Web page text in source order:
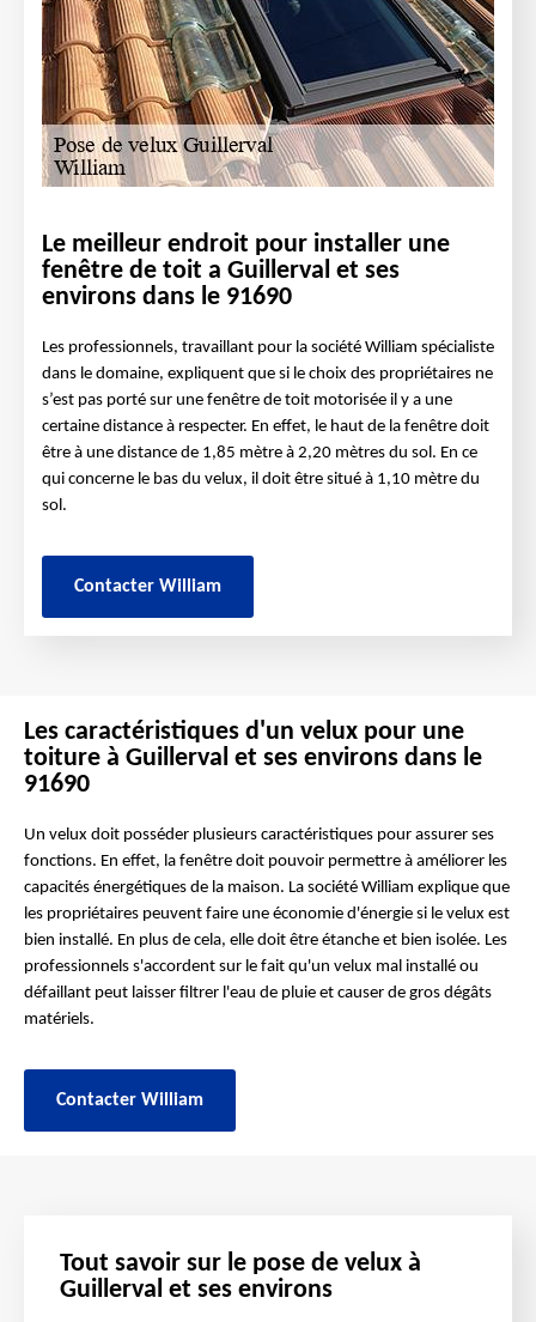
Le meilleur endroit pour installer une
fenêtre de toit a Guillerval et ses
environs dans le 91690
Les professionnels, travaillant pour la société William spécialiste
dans le domaine, expliquent que si le choix des propriétaires ne
s’est pas porté sur une fenêtre de toit motorisée il y a une
certaine distance à respecter. En effet, le haut de la fenêtre doit
être à une distance de 1,85 mètre à 2,20 mètres du sol. En ce
qui concerne le bas du velux, il doit être situé à 1,10 mètre du
sol.
Contacter William
Les caractéristiques d'un velux pour une
toiture à Guillerval et ses environs dans le
91690
Un velux doit posséder plusieurs caractéristiques pour assurer ses
fonctions. En effet, la fenêtre doit pouvoir permettre à améliorer les
capacités énergétiques de la maison. La société William explique que
les propriétaires peuvent faire une économie d'énergie si le velux est
bien installé. En plus de cela, elle doit être étanche et bien isolée. Les
professionnels s'accordent sur le fait qu'un velux mal installé ou
défaillant peut laisser filtrer l'eau de pluie et causer de gros dégâts
matériels.
Contacter William
Tout savoir sur le pose de velux à
Guillerval et ses environs